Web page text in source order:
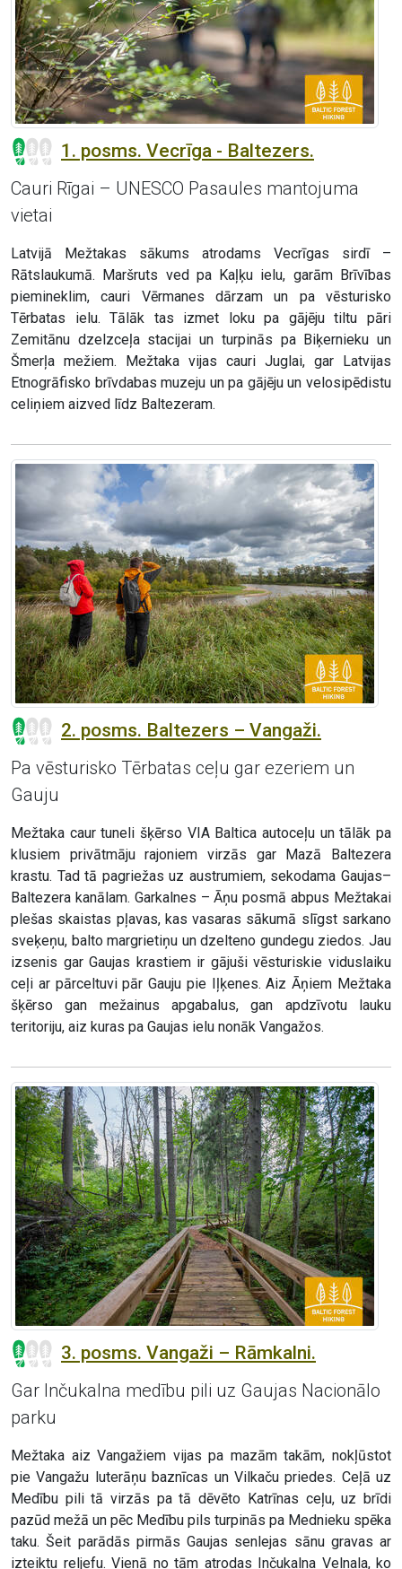
1. posms. Vecrīga - Baltezers.
Cauri Rīgai – UNESCO Pasaules mantojuma
vietai
Latvijā Mežtakas sākums atrodams Vecrīgas sirdī –
Rātslaukumā. Maršruts ved pa Kaļķu ielu, garām Brīvības
piemineklim, cauri Vērmanes dārzam un pa vēsturisko
Tērbatas ielu. Tālāk tas izmet loku pa gājēju tiltu pāri
Zemitānu dzelzceļa stacijai un turpinās pa Biķernieku un
Šmerļa mežiem. Mežtaka vijas cauri Juglai, gar Latvijas
Etnogrāfisko brīvdabas muzeju un pa gājēju un velosipēdistu
celiņiem aizved līdz Baltezeram.
2. posms. Baltezers – Vangaži.
Pa vēsturisko Tērbatas ceļu gar ezeriem un
Gauju
Mežtaka caur tuneli šķērso VIA Baltica autoceļu un tālāk pa
klusiem privātmāju rajoniem virzās gar Mazā Baltezera
krastu. Tad tā pagriežas uz austrumiem, sekodama Gaujas–
Baltezera kanālam. Garkalnes – Āņu posmā abpus Mežtakai
plešas skaistas pļavas, kas vasaras sākumā slīgst sarkano
sveķeņu, balto margrietiņu un dzelteno gundegu ziedos. Jau
izsenis gar Gaujas krastiem ir gājuši vēsturiskie viduslaiku
ceļi ar pārceltuvi pār Gauju pie Iļķenes. Aiz Āņiem Mežtaka
šķērso gan mežainus apgabalus, gan apdzīvotu lauku
teritoriju, aiz kuras pa Gaujas ielu nonāk Vangažos.
3. posms. Vangaži – Rāmkalni.
Gar Inčukalna medību pili uz Gaujas Nacionālo
parku
Mežtaka aiz Vangažiem vijas pa mazām takām, nokļūstot
pie Vangažu luterāņu baznīcas un Vilkaču priedes. Ceļā uz
Medību pili tā virzās pa tā dēvēto Katrīnas ceļu, uz brīdi
pazūd mežā un pēc Medību pils turpinās pa Mednieku spēka
taku. Šeit parādās pirmās Gaujas senlejas sānu gravas ar
izteiktu reljefu. Vienā no tām atrodas Inčukalna Velnala, ko